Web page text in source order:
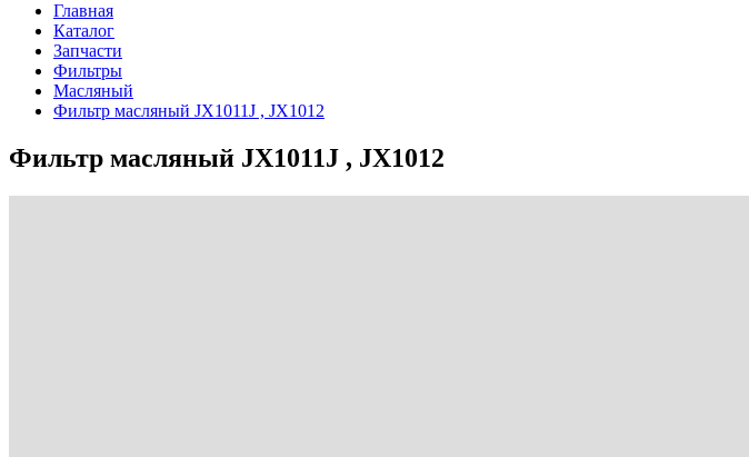
Главная
Каталог
Запчасти
Фильтры
Масляный
Фильтр масляный JX1011J , JX1012
Фильтр масляный JX1011J , JX1012